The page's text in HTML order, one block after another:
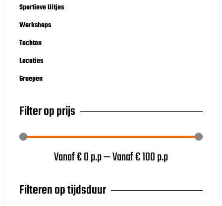
Sportieve Uitjes
Workshops
Tochten
Locaties
Groepen
Filter op prijs
Vanaf €0p.p—Vanaf €100p.p
Filteren op tijdsduur